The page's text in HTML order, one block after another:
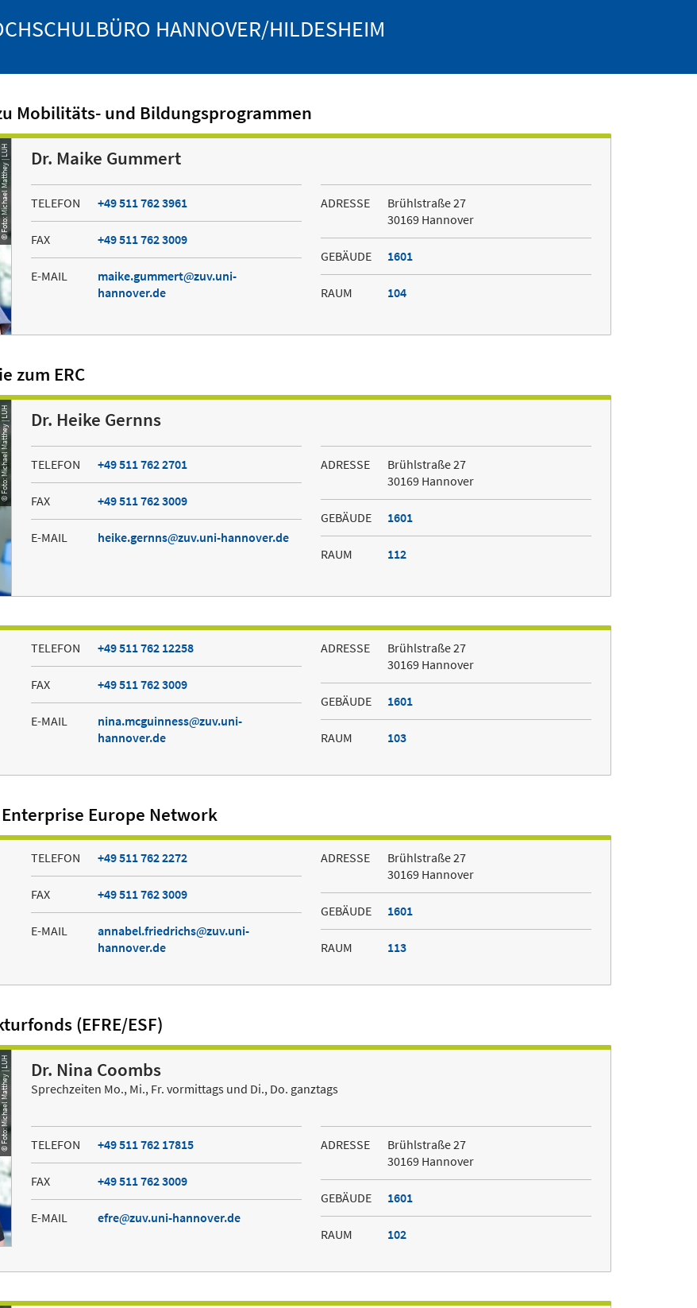
HANNOVER/HILDESHEIM
Mobilitäts- und Bildungsprogrammen
Matthey | LUH Dr. Maike Gummert
TELEFON +49 511 762 3961
FAX +49 511 762 3009
E-MAIL maike.gummert
zuv.uni-
hannover.de
ADRESSE
Brühlstraße 27
30169 Hannover
GEBÄUDE 1601
RAUM 104
zum ERC
Matthey | LUH Dr. Heike Gernns
TELEFON +49 511 762 2701
FAX +49 511 762 3009
E-MAIL heike.gernns zuv.uni-hannover.de
ADRESSE
Brühlstraße 27
30169 Hannover
GEBÄUDE 1601
RAUM 112
TELEFON +49 511 762 12258
FAX +49 511 762 3009
E-MAIL nina.mcguinness
zuv.uni-
hannover.de
ADRESSE
Brühlstraße 27
30169 Hannover
GEBÄUDE 1601
RAUM 103
Europe Network
TELEFON +49 511 762 2272
FAX +49 511 762 3009
E-MAIL annabel.friedrichs
zuv.uni-
hannover.de
ADRESSE
Brühlstraße 27
30169 Hannover
GEBÄUDE 1601
RAUM 113
(EFRE/ESF)
Matthey | LUH Dr. Nina Coombs
Sprechzeiten Mo., Mi., Fr. vormittags und Di., Do. ganztags
TELEFON +49 511 762 17815
FAX +49 511 762 3009
E-MAIL efre zuv.uni-hannover.de
ADRESSE
Brühlstraße 27
30169 Hannover
GEBÄUDE 1601
RAUM 102